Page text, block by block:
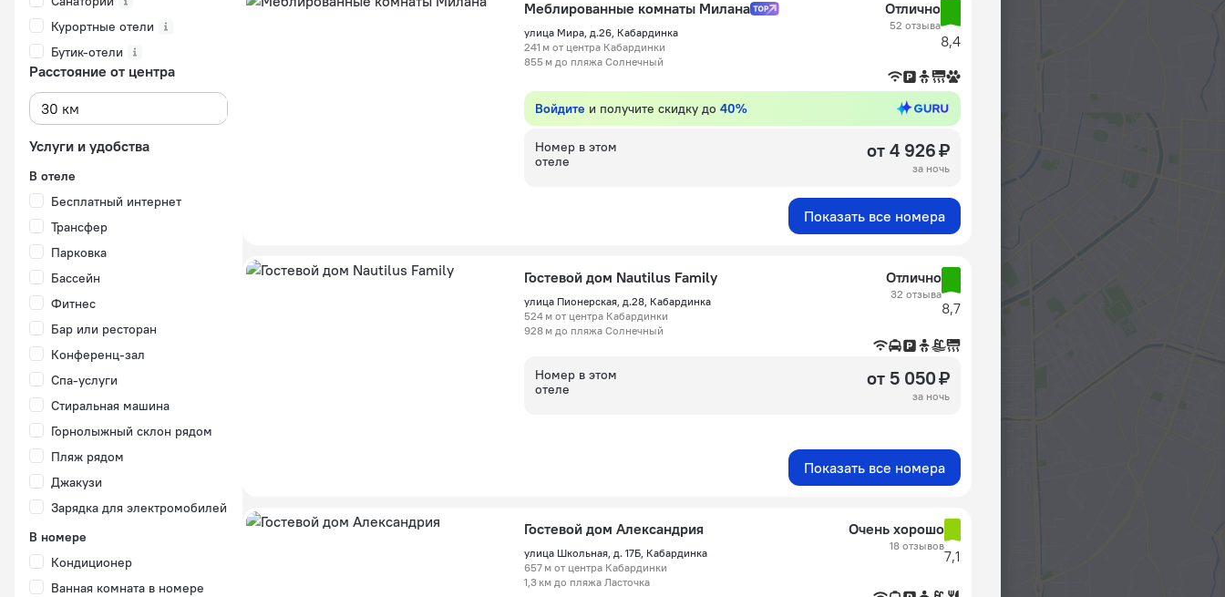
Курортные отели
Бутик-отели
Расстояние от центра
Услуги и удобства
В отеле
Бесплатный интернет
Трансфер
Парковка
Бассейн
Фитнес
Бар или ресторан
Конференц-зал
Спа-услуги
Стиральная машина
Горнолыжный склон рядом
Пляж рядом
Джакузи
Зарядка для электромобилей
В номере
Кондиционер
Ванная комната в номере
Меблированные комнаты Милана
улица Мира, д.26, Кабардинка
241 м от центра Кабардинки
855 м до пляжа Солнечный
Отлично
52 отзыва
8,4
Войдите и получите скидку до 40%
Номер в этом
отеле
от 4 926 ₽
за ночь
Показать все номера
Гостевой дом Nautilus Family
улица Пионерская, д.28, Кабардинка
524 м от центра Кабардинки
928 м до пляжа Солнечный
Отлично
32 отзыва
8,7
Номер в этом
отеле
от 5 050 ₽
за ночь
Показать все номера
Гостевой дом Александрия
улица Школьная, д. 17Б, Кабардинка
657 м от центра Кабардинки
1,3 км до пляжа Ласточка
Очень хорошо
18 отзывов
7,1